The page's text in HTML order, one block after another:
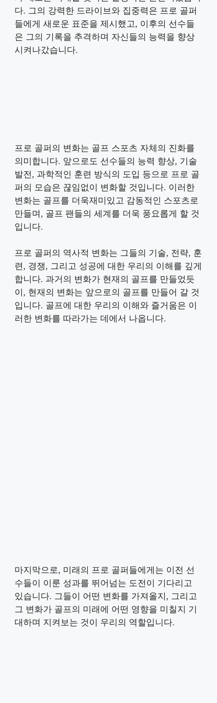
다. 그의 강력한 드라이브와 집중력은 프로 골퍼
들에게 새로운 표준을 제시했고, 이후의 선수들
은 그의 기록을 추격하며 자신들의 능력을 향상
시켜나갔습니다.
프로 골퍼의 변화는 골프 스포츠 자체의 진화를
의미합니다. 앞으로도 선수들의 능력 향상, 기술
발전, 과학적인 훈련 방식의 도입 등으로 프로 골
퍼의 모습은 끊임없이 변화할 것입니다. 이러한
변화는 골프를 더욱재미있고 감동적인 스포츠로
만들며, 골프 팬들의 세계를 더욱 풍요롭게 할 것
입니다.
프로 골퍼의 역사적 변화는 그들의 기술, 전략, 훈
련, 경쟁, 그리고 성공에 대한 우리의 이해를 깊게
합니다. 과거의 변화가 현재의 골프를 만들었듯
이, 현재의 변화는 앞으로의 골프를 만들어 갈 것
입니다. 골프에 대한 우리의 이해와 즐거움은 이
러한 변화를 따라가는 데에서 나옵니다.
마지막으로, 미래의 프로 골퍼들에게는 이전 선
수들이 이룬 성과를 뛰어넘는 도전이 기다리고
있습니다. 그들이 어떤 변화를 가져올지, 그리고
그 변화가 골프의 미래에 어떤 영향을 미칠지 기
대하며 지켜보는 것이 우리의 역할입니다.